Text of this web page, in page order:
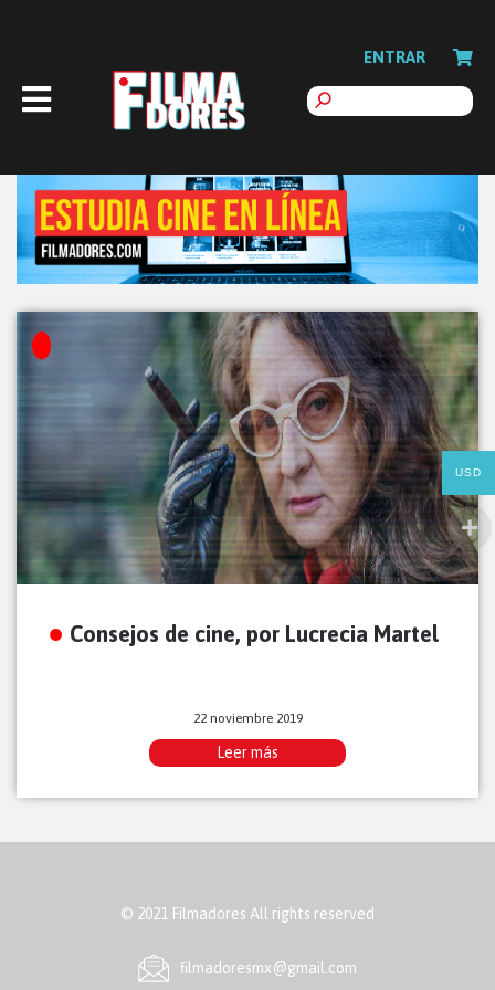
ENTRAR
Consejos de cine, por Lucrecia Martel
22 noviembre 2019
Leer más
© 2021 Filmadores All rights reserved
ﬁlmadoresmx@gmail.com
USD